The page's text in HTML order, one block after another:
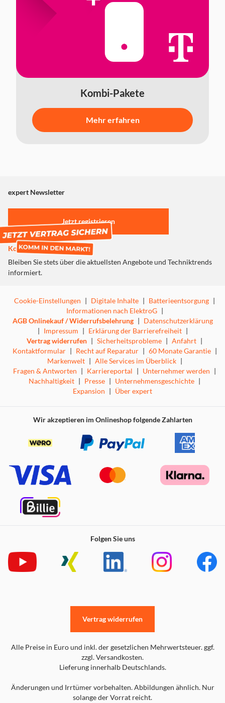
Kombi-Pakete
Mehr erfahren
expert Newsletter
Jetzt registrieren
Kostenlose Registrierung
Bleiben Sie stets über die aktuellsten Angebote und Techniktrends
informiert.
Cookie-Einstellungen | Digitale Inhalte | Batterieentsorgung |
Informationen nach ElektroG |
AGB Onlinekauf / Widerrufsbelehrung | Datenschutzerklärung
| Impressum | Erklärung der Barrierefreiheit |
Vertrag widerrufen | Sicherheitsprobleme | Anfahrt |
Kontaktformular | Recht auf Reparatur | 60 Monate Garantie |
Markenwelt | Alle Services im Überblick |
Fragen & Antworten | Karriereportal | Unternehmer werden |
Nachhaltigkeit | Presse | Unternehmensgeschichte |
Expansion | Über expert
Wir akzeptieren im Onlineshop folgende Zahlarten
Folgen Sie uns
Alle Preise in Euro und inkl. der gesetzlichen Mehrwertsteuer. ggf.
zzgl. Versandkosten.
Lieferung innerhalb Deutschlands.
Änderungen und Irrtümer vorbehalten. Abbildungen ähnlich. Nur
solange der Vorrat reicht.
Vertrag widerrufen